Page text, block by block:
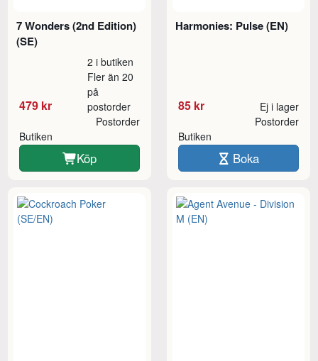
7 Wonders (2nd Edition)
(SE)
479 kr
2 i butiken
Fler än 20
på
postorder
Butiken
Postorder
Köp
Harmonies: Pulse (EN)
85 kr Ej i lager
Butiken
Postorder
Boka